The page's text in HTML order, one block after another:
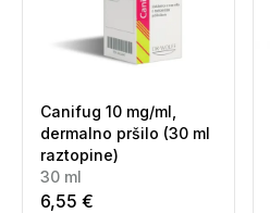
Canifug 10 mg/ml,
dermalno pršilo (30 ml
raztopine)
30 ml
6,55 €